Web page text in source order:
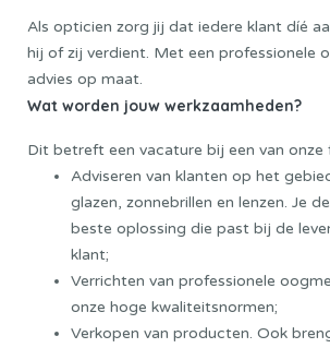
Als opticien zorg jij dat iedere klant díé
hij of zij verdient. Met een professionele
advies op maat.
Wat worden jouw werkzaamheden?
Dit betreft een vacature bij een van onze
Adviseren van klanten op het
glazen, zonnebrillen en lenzen. Je
beste oplossing die past bij de
klant;
Verrichten van professionele
onze hoge kwaliteitsnormen;
Verkopen van producten. Ook